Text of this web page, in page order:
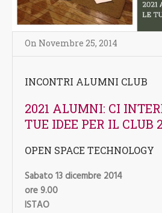
On Novembre 25, 2014
INCONTRI ALUMNI CLUB
2021 ALUMNI: CI
TUE IDEE PER IL CLUB
OPEN SPACE TECHNOLOGY
Sabato 13 dicembre 2014
ore 9.00
ISTAO